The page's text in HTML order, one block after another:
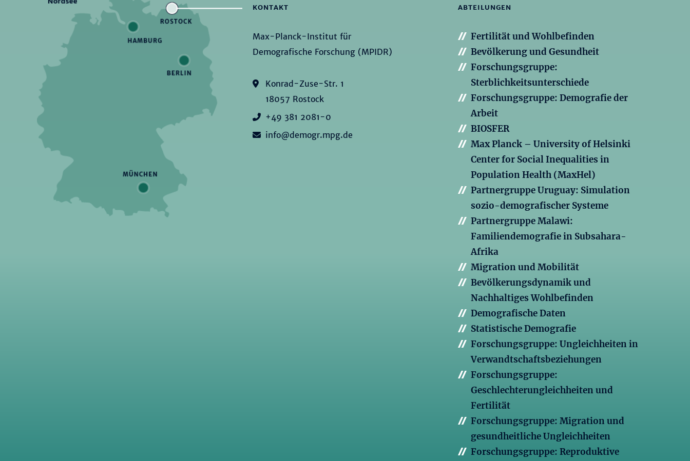
KONTAKT
Max-Planck-Institut für
Demografische Forschung (MPIDR)
Konrad-Zuse-Str. 1
18057 Rostock
+49 381 2081-0
info@demogr.mpg.de
ABTEILUNGEN
Fertilität und Wohlbefinden
Bevölkerung und Gesundheit
Forschungsgruppe:
Sterblichkeitsunterschiede
Forschungsgruppe: Demografie der
Arbeit
BIOSFER
Max Planck – University of Helsinki
Center for Social Inequalities in
Population Health (MaxHel)
Partnergruppe Uruguay: Simulation
sozio-demografischer Systeme
Partnergruppe Malawi:
Familiendemografie in Subsahara-
Afrika
Migration und Mobilität
Bevölkerungsdynamik und
Nachhaltiges Wohlbefinden
Demografische Daten
Statistische Demografie
Forschungsgruppe: Ungleichheiten in
Verwandtschaftsbeziehungen
Forschungsgruppe:
Geschlechterungleichheiten und
Fertilität
Forschungsgruppe: Migration und
gesundheitliche Ungleichheiten
Forschungsgruppe: Reproduktive